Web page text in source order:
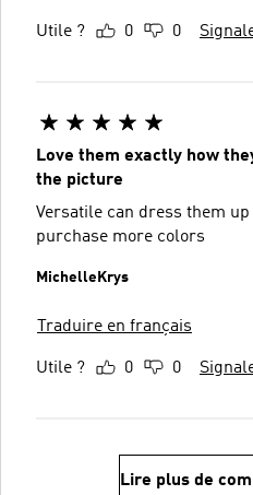
Utile ? 0 0
Love them exactly how
the picture
Versatile can dress them
purchase more colors
MichelleKrys
Traduire en français
Utile ? 0 0
Lire plus de